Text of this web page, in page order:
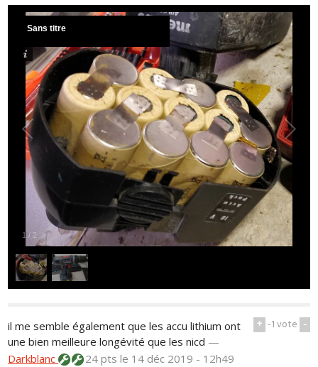
1 /2
Sans titre
+ -1vote -
il me semble également que les accu lithium ont
une bien meilleure longévité que les nicd —
Darkblanc
24 ptsle 14 déc 2019 - 12h49